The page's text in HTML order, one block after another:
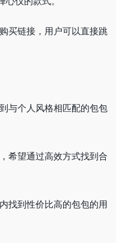
买链接，用户可以直接跳
与个人风格相匹配的包包
希望通过高效方式找到合
找到性价比高的包包的用